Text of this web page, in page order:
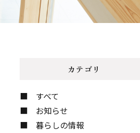
Topics
トピックス
Contactカテゴリ
すべて
お知らせ
暮らしの情報